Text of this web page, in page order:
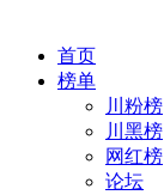
首页
榜单
川粉榜
川黑榜
网红榜
论坛